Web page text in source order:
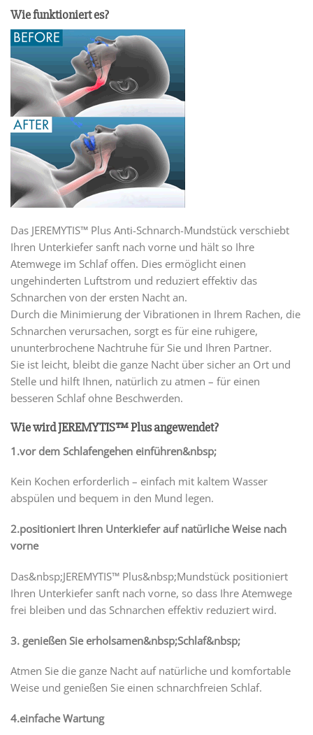
Wie funktioniert es?
Das JEREMYTIS™ Plus Anti-Schnarch-Mundstück verschiebt
Ihren Unterkiefer sanft nach vorne und hält so Ihre
Atemwege im Schlaf offen. Dies ermöglicht einen
ungehinderten Luftstrom und reduziert effektiv das
Schnarchen von der ersten Nacht an.
Durch die Minimierung der Vibrationen in Ihrem Rachen, die
Schnarchen verursachen, sorgt es für eine ruhigere,
ununterbrochene Nachtruhe für Sie und Ihren Partner.
Sie ist leicht, bleibt die ganze Nacht über sicher an Ort und
Stelle und hilft Ihnen, natürlich zu atmen – für einen
besseren Schlaf ohne Beschwerden.
Wie wird JEREMYTIS™ Plus angewendet?
1.vor dem Schlafengehen einführen&nbsp;
Kein Kochen erforderlich – einfach mit kaltem Wasser
abspülen und bequem in den Mund legen.
2.positioniert Ihren Unterkiefer auf natürliche Weise nach
vorne
Das&nbsp;JEREMYTIS™ Plus&nbsp;Mundstück positioniert
Ihren Unterkiefer sanft nach vorne, so dass Ihre Atemwege
frei bleiben und das Schnarchen effektiv reduziert wird.
3. genießen Sie erholsamen&nbsp;Schlaf&nbsp;
Atmen Sie die ganze Nacht auf natürliche und komfortable
Weise und genießen Sie einen schnarchfreien Schlaf.
4.einfache Wartung